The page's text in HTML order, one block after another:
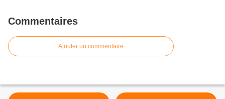
Commentaires
Ajouter un commentaire